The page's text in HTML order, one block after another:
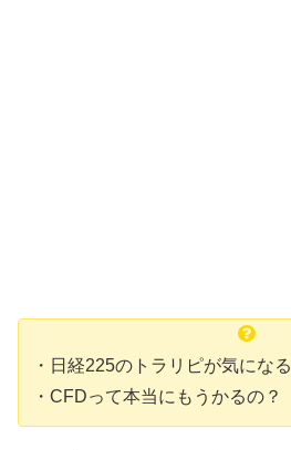
・日経225のトラリピが気になる
・CFDって本当にもうかるの？